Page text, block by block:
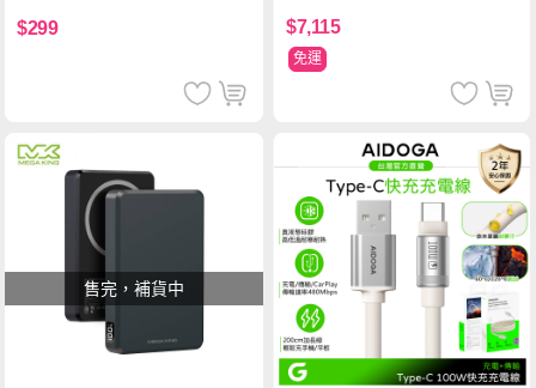
$299 $7,115
免運
售完，補貨中